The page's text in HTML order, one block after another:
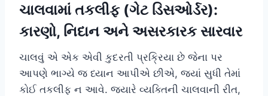
ચાલવામાં તકલીફ (ગેટ ડિસઓર્ડર):
કારણો, નિદાન અને અસરકારક સારવાર
ચાલવું એ એક એવી કુદરતી પ્રક્રિયા છે જેના પર
આપણે ભાગ્યે જ ધ્યાન આપીએ છીએ, જ્યાં સુધી તેમાં
કોઈ તકલીફ ન આવે. જ્યારે વ્યક્તિની ચાલવાની રીત,